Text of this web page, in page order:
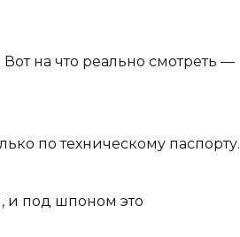
на что реально смотреть —
по техническому паспорту.
и под шпоном это